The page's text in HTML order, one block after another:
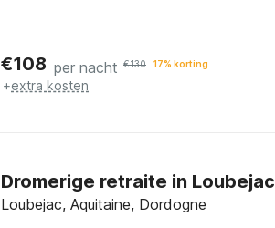
€108 per nacht €130 17% korting
+extra kosten
Dromerige retraite in Loubejac
Loubejac, Aquitaine, Dordogne